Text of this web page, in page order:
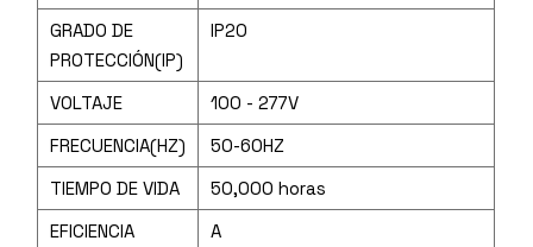
GRADO DE
PROTECCIÓN(IP)
IP20
VOLTAJE
100 - 277V
FRECUENCIA(HZ)
50-60HZ
TIEMPO DE VIDA
50,000 horas
EFICIENCIA
A